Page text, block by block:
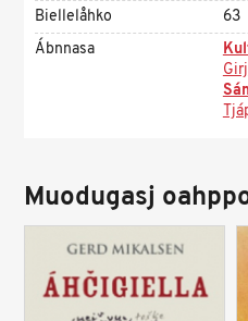
Biellelåhko
63
Ábnnasa
Muodugasj